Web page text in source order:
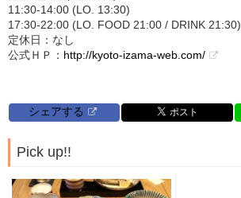
11:30-14:00 (LO. 13:30)
17:30-22:00 (LO. FOOD 21:00 / DRINK 21:30)
定休日：なし
公式ＨＰ： http://kyoto-izama-web.com/
シェアする
Pick up!!